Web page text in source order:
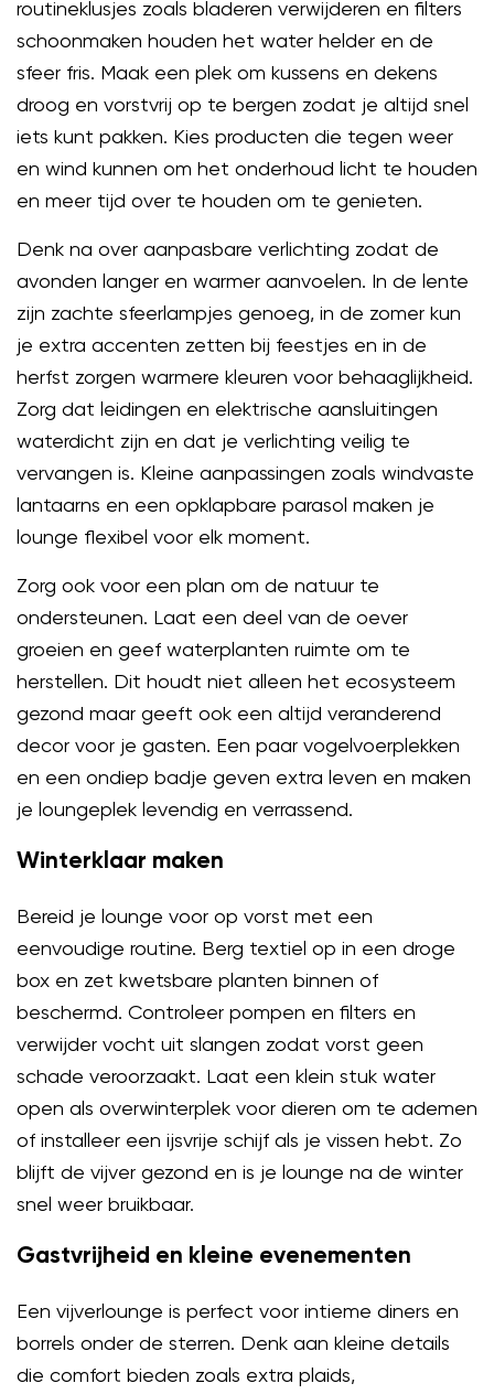
routineklusjes zoals bladeren verwijderen en filters
schoonmaken houden het water helder en de
sfeer fris. Maak een plek om kussens en dekens
droog en vorstvrij op te bergen zodat je altijd snel
iets kunt pakken. Kies producten die tegen weer
en wind kunnen om het onderhoud licht te houden
en meer tijd over te houden om te genieten.
Denk na over aanpasbare verlichting zodat de
avonden langer en warmer aanvoelen. In de lente
zijn zachte sfeerlampjes genoeg, in de zomer kun
je extra accenten zetten bij feestjes en in de
herfst zorgen warmere kleuren voor behaaglijkheid.
Zorg dat leidingen en elektrische aansluitingen
waterdicht zijn en dat je verlichting veilig te
vervangen is. Kleine aanpassingen zoals windvaste
lantaarns en een opklapbare parasol maken je
lounge flexibel voor elk moment.
Zorg ook voor een plan om de natuur te
ondersteunen. Laat een deel van de oever
groeien en geef waterplanten ruimte om te
herstellen. Dit houdt niet alleen het ecosysteem
gezond maar geeft ook een altijd veranderend
decor voor je gasten. Een paar vogelvoerplekken
en een ondiep badje geven extra leven en maken
je loungeplek levendig en verrassend.
Winterklaar maken
Bereid je lounge voor op vorst met een
eenvoudige routine. Berg textiel op in een droge
box en zet kwetsbare planten binnen of
beschermd. Controleer pompen en filters en
verwijder vocht uit slangen zodat vorst geen
schade veroorzaakt. Laat een klein stuk water
open als overwinterplek voor dieren om te ademen
of installeer een ijsvrije schijf als je vissen hebt. Zo
blijft de vijver gezond en is je lounge na de winter
snel weer bruikbaar.
Gastvrijheid en kleine evenementen
Een vijverlounge is perfect voor intieme diners en
borrels onder de sterren. Denk aan kleine details
die comfort bieden zoals extra plaids,